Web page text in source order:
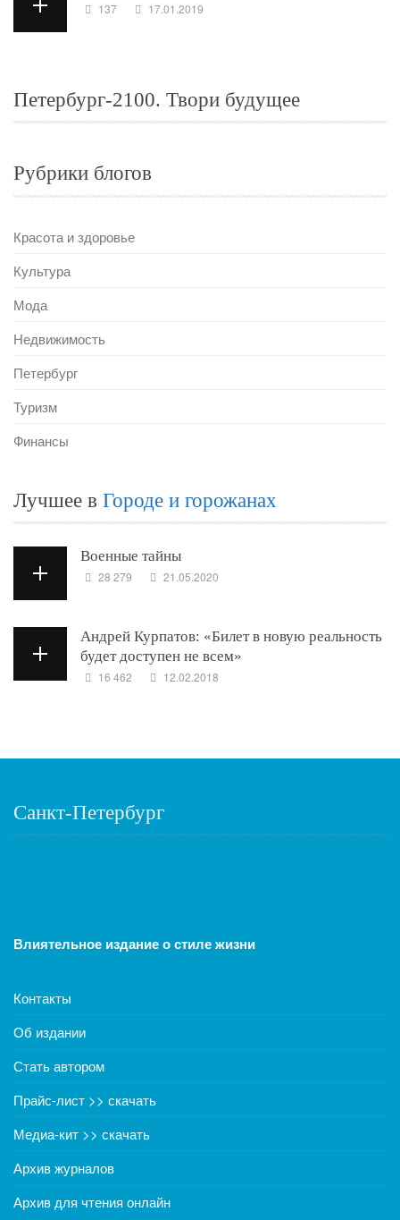
137 17.01.2019
Петербург-2100. Твори будущее
Рубрики блогов
Красота и здоровье
Культура
Мода
Недвижимость
Петербург
Туризм
Финансы
Лучшее в Городе и горожанах
Военные тайны
28 279 21.05.2020
Андрей Курпатов: «Билет в новую реальность
будет доступен не всем»
16 462 12.02.2018
Санкт-Петербург
Влиятельное издание о стиле жизни
Контакты
Об издании
Стать автором
Прайс-лист >> скачать
Медиа-кит >> скачать
Архив журналов
Архив для чтения онлайн